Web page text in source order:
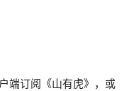
端订阅《山有虎》，或